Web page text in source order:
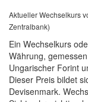
Aktueller Wechselkurs
Zentralbank)
Ein Wechselkurs
Währung,
Ungarischer Forint
Dieser Preis bildet
Devisenmark.